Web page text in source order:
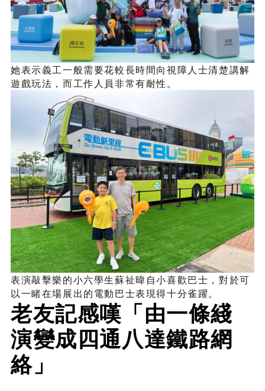
她表示義工一般需要花較長時間向視障人士清楚講解
遊戲玩法，而工作人員非常有耐性。
表演敲擊樂的小六學生蘇祉暐自小喜歡巴士，對於可
以一睹在場展出的電動巴士表現得十分雀躍。
老友記感嘆「由一條綫
演變成四通八達鐵路網
絡」